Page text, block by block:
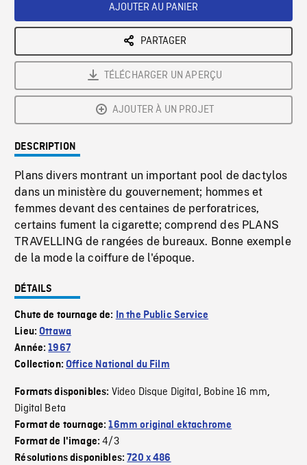
AJOUTER AU PANIER
PARTAGER
TÉLÉCHARGER UN APERÇU
AJOUTER À UN PROJET
DESCRIPTION
Plans divers montrant un important pool de dactylos
dans un ministère du gouvernement; hommes et
femmes devant des centaines de perforatrices,
certains fument la cigarette; comprend des PLANS
TRAVELLING de rangées de bureaux. Bonne exemple
de la mode la coiffure de l'époque.
DÉTAILS
Chute de tournage de:
In the Public Service
Lieu:Ottawa
Année:1967
Collection:Office National du Film
Formats disponibles: Video Disque Digital, Bobine 16 mm,
Digital Beta
Format de tournage:16mm original ektachrome
Format de l'image:4/3
Résolutions disponibles:720 x 486